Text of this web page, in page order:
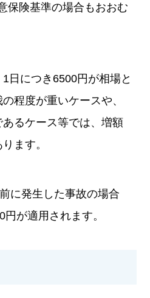
保険基準の場合もおおむ
日につき6500円が相場と
程度が重いケースや、
るケース等では、増額
ます。
に発生した事故の場合
が適用されます。